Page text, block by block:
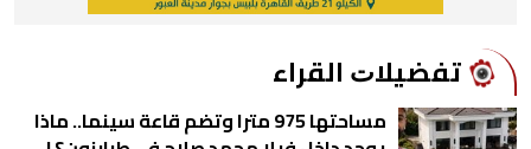
ﺗﻔﻀﻴﻼﺕ اﻟﻘﺮاء
مساحتها 975 مترا وتضم قاعة سينما.. ماذا